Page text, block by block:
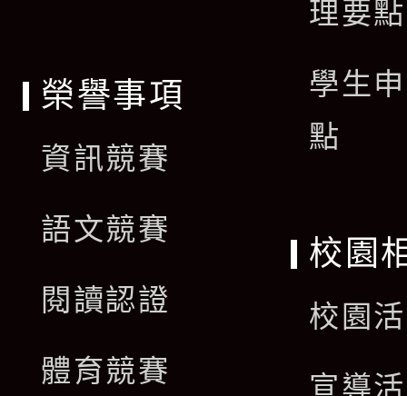
理要點
學生
點
榮譽事項
資訊競賽
語文競賽
閱讀認證
體育競賽
校園
校園
宣導